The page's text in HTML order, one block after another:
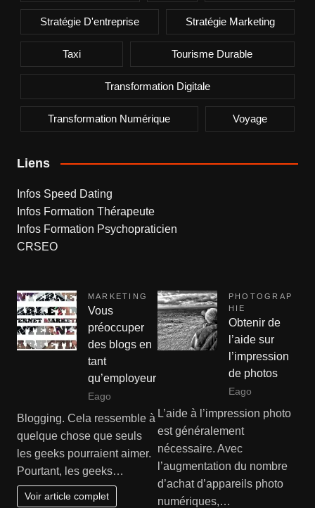
Stratégie D'entreprise Stratégie Marketing
Taxi Tourisme Durable
Transformation Digitale
Transformation Numérique Voyage
Liens
Infos Speed Dating
Infos Formation Thérapeute
Infos Formation Psychopraticien
CRSEO
MARKETING
Vous
préoccuper
des blogs en
tant
qu’employeur
Eago
Blogging. Cela ressemble à
quelque chose que seuls
les geeks pourraient aimer.
Pourtant, les geeks…
Voir article complet
PHOTOGRAP
HIE
Obtenir de
l’aide sur
l’impression
de photos
Eago
L’aide à l’impression photo
est généralement
nécessaire. Avec
l’augmentation du nombre
d’achat d’appareils photo
numériques,…